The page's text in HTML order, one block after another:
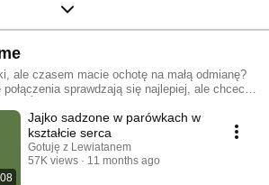
ale czasem macie ochotę na małą odmianę?
sprawdzają się najlepiej, ale chcecie
Jajko sadzone w parówkach w
kształcie serca
Gotuję z Lewiatanem
57K views
11 months ago